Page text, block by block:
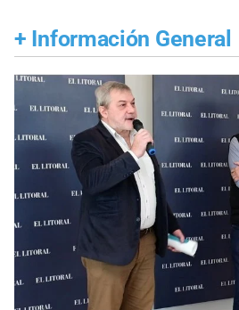
+ Información General